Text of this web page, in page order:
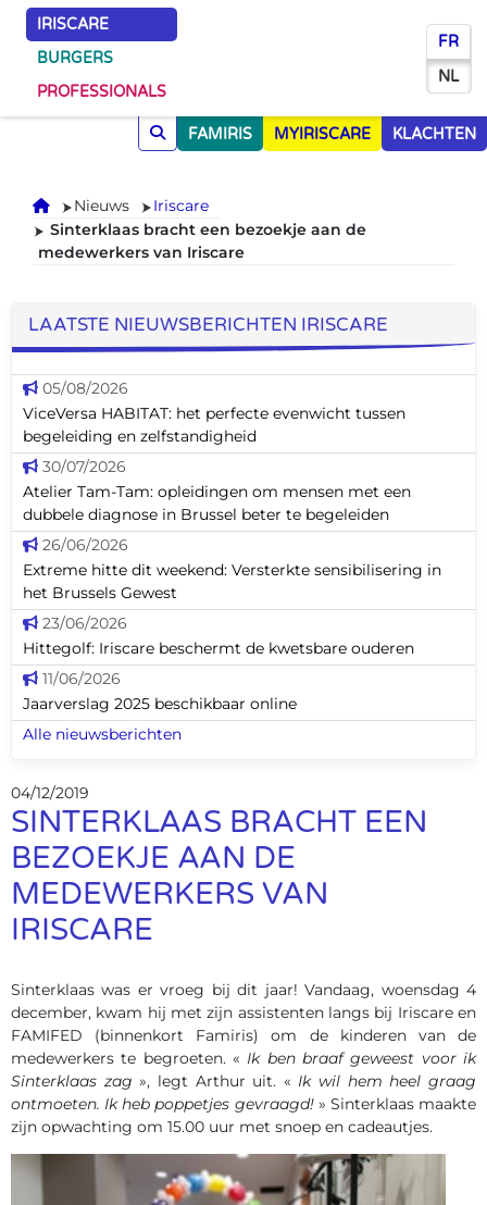
IRISCARE
BURGERS
PROFESSIONALS
FR
NL
FAMIRIS MYIRISCARE KLACHTEN
Onthaal
Nieuws
Iriscare
Sinterklaas bracht een bezoekje aan de
medewerkers van Iriscare
LAATSTE NIEUWSBERICHTEN IRISCARE
05/08/2026
ViceVersa HABITAT: het perfecte evenwicht tussen
begeleiding en zelfstandigheid
30/07/2026
Atelier Tam-Tam: opleidingen om mensen met een
dubbele diagnose in Brussel beter te begeleiden
26/06/2026
Extreme hitte dit weekend: Versterkte sensibilisering in
het Brussels Gewest
23/06/2026
Hittegolf: Iriscare beschermt de kwetsbare ouderen
11/06/2026
Jaarverslag 2025 beschikbaar online
Alle nieuwsberichten
04/12/2019
SINTERKLAAS BRACHT EEN
BEZOEKJE AAN DE
MEDEWERKERS VAN
IRISCARE
Sinterklaas was er vroeg bij dit jaar! Vandaag, woensdag 4
december, kwam hij met zijn assistenten langs bij Iriscare en
FAMIFED (binnenkort Famiris) om de kinderen van de
medewerkers te begroeten. « Ik ben braaf geweest voor ik
Sinterklaas zag », legt Arthur uit. « Ik wil hem heel graag
ontmoeten. Ik heb poppetjes gevraagd!» Sinterklaas maakte
zijn opwachting om 15.00 uur met snoep en cadeautjes.